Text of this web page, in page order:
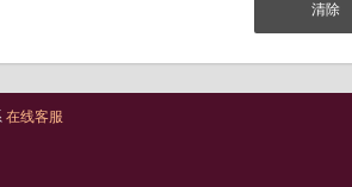
在线客服